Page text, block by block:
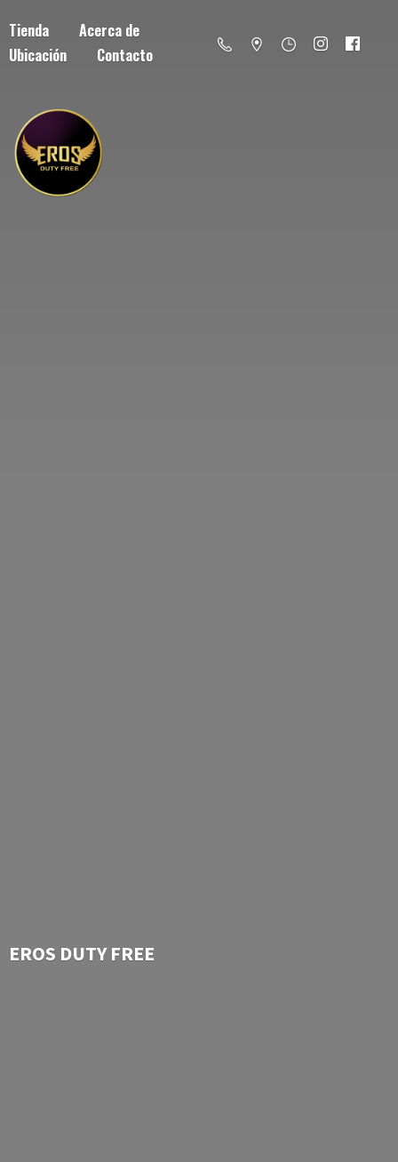
Tienda
Acerca de
Ubicación
Contacto
EROS DUTY FREE